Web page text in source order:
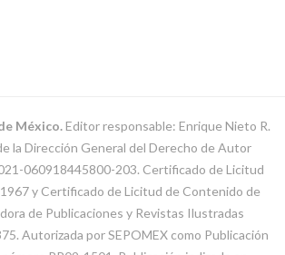
México.Editor responsable: Enrique Nieto R.
la Dirección General del Derecho de Autor
060918445800-203. Certificado de Licitud
y Certificado de Licitud de Contenido de
de Publicaciones y Revistas Ilustradas
Autorizada por SEPOMEX como Publicación